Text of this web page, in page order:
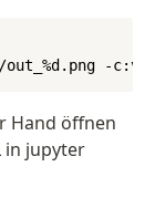
-c:v
Hand öffnen
in jupyter